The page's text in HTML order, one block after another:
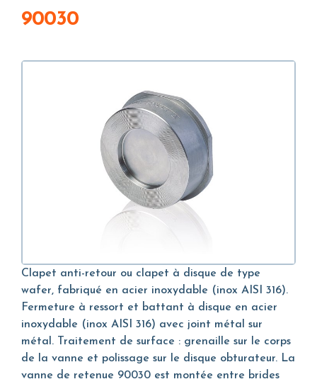
90030
Clapet anti-retour ou clapet à disque de type
wafer, fabriqué en acier inoxydable (inox AISI 316).
Fermeture à ressort et battant à disque en acier
inoxydable (inox AISI 316) avec joint métal sur
métal. Traitement de surface : grenaille sur le corps
de la vanne et polissage sur le disque obturateur. La
vanne de retenue 90030 est montée entre brides